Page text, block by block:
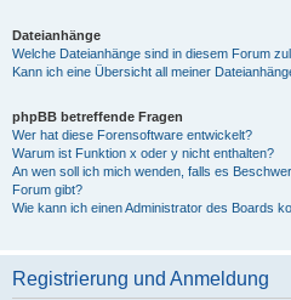
Dateianhänge
Welche Dateianhänge sind in diesem Forum
Kann ich eine Übersicht all meiner
phpBB betreffende Fragen
Wer hat diese Forensoftware entwickelt?
Warum ist Funktion x oder y nicht enthalten?
An wen soll ich mich wenden, falls es
Forum gibt?
Wie kann ich einen Administrator des Boards
Registrierung und Anmeldung